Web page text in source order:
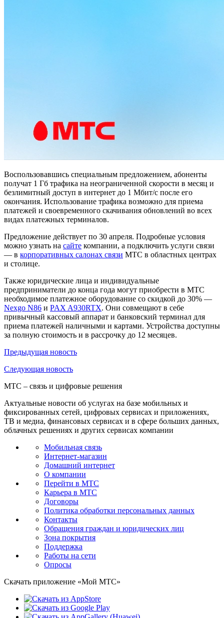
Воспользовавшись специальным предложением, абоненты
получат 1 Гб трафика на неограниченной скорости в месяц и
безлимитный доступ в интернет до 1 Мбит/с после его
окончания. Использование трафика возможно для приема
платежей и своевременного скачивания обновлений во всех
видах платежных терминалов.
Предложение действует по 30 апреля. Подробные условия
можно узнать на сайте компании, а подключить услуги связи
— в корпоративных салонах связи МТС в областных центрах
и столице.
Также юридические лица и индивидуальные
предприниматели до конца года могут приобрести в МТС
необходимое платежное оборудование со скидкой до 30% —
Nexgo N86 и PAX A930RTX. Они совмещают в себе
привычный кассовый аппарат и банковский терминал для
приема платежей наличными и картами. Устройства доступны
за полную стоимость и в рассрочку до 12 месяцев.
Предыдущая новость
Следующая новость
МТС – связь и цифровые решения
Актуальные новости об услугах на базе мобильных и
фиксированных сетей, цифровых сервисах и приложениях,
ТВ и медиа, финансовых сервисах и в сфере больших данных,
облачных решениях и других сервисах компании
Мобильная связь
Интернет-магазин
Домашний интернет
О компании
Перейти в МТС
Карьера в МТС
Договоры
Политика обработки персональных данных
Контакты
Обращения граждан и юридических лиц
Зона покрытия
Поддержка
Работы на сети
Опросы
Скачать приложение «Мой МТС»